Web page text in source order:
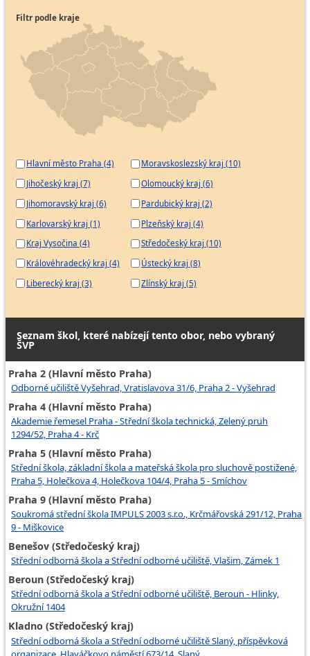
Filtr podle kraje
Hlavní město Praha (4)
Jihočeský kraj (7)
Jihomoravský kraj (6)
Karlovarský kraj (1)
Kraj Vysočina (4)
Královéhradecký kraj (4)
Liberecký kraj (3)
Moravskoslezský kraj (10)
Olomoucký kraj (6)
Pardubický kraj (2)
Plzeňský kraj (4)
Středočeský kraj (10)
Ústecký kraj (8)
Zlínský kraj (5)
Seznam škol, které nabízejí tento obor, nebo vybraný
ŠVP
Praha 2 (Hlavní město Praha)
Odborné učiliště Vyšehrad, Vratislavova 31/6, Praha 2 - Vyšehrad
Praha 4 (Hlavní město Praha)
Akademie řemesel Praha - Střední škola technická, Zelený pruh
1294/52, Praha 4 - Krč
Praha 5 (Hlavní město Praha)
Střední škola, základní škola a mateřská škola pro sluchově postižené,
Praha 5, Holečkova 4, Holečkova 104/4, Praha 5 - Smíchov
Praha 9 (Hlavní město Praha)
Soukromá střední škola IMPULS 2003 s.r.o., Krčmářovská 291/12, Praha
9 - Miškovice
Benešov (Středočeský kraj)
Střední odborná škola a Střední odborné učiliště, Vlašim, Zámek 1
Beroun (Středočeský kraj)
Střední odborná škola a Střední odborné učiliště, Beroun - Hlinky,
Okružní 1404
Kladno (Středočeský kraj)
Střední odborná škola a Střední odborné učiliště Slaný, příspěvková